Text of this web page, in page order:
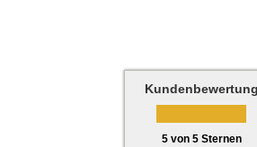
Kundenbewertung
5von 5Sternen